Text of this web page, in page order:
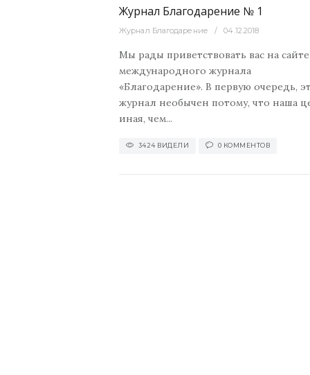
Журнал Благодарение № 1
Журнал Благодарение 04.12.2018
Мы рады приветствовать вас на сайте
международного журнала
«Благодарение». В первую очередь,
журнал необычен потому, что наша
иная, чем...
3424 ВИДЕЛИ 0 КОММЕНТОВ